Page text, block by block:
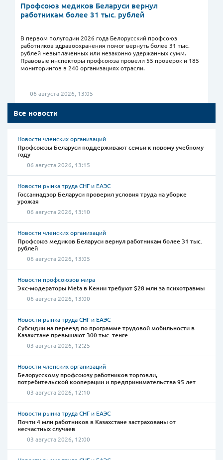
Все новости
Новости членских организаций
Профсоюзы Беларуси поддерживают семьи к новому учебному
году
06 августа 2026, 13:15
Новости рынка труда СНГ и ЕАЭС
Госсаннадзор Беларуси проверил условия труда на уборке
урожая
06 августа 2026, 13:10
Новости членских организаций
Профсоюз медиков Беларуси вернул работникам более 31 тыс.
рублей
06 августа 2026, 13:05
Новости профсоюзов мира
Экс-модераторы Meta в Кении требуют $28 млн за психотравмы
06 августа 2026, 13:00
Новости рынка труда СНГ и ЕАЭС
Субсидии на переезд по программе трудовой мобильности в
Казахстане превышают 300 тыс. тенге
03 августа 2026, 12:25
Новости членских организаций
Белорусскому профсоюзу работников торговли,
потребительской кооперации и предпринимательства 95 лет
03 августа 2026, 12:10
Новости рынка труда СНГ и ЕАЭС
Почти 4 млн работников в Казахстане застрахованы от
несчастных случаев
03 августа 2026, 12:00
Профсоюз медиков Беларуси вернул
работникам более 31 тыс. рублей
В первом полугодии 2026 года Белорусский профсоюз
работников здравоохранения помог вернуть более 31 тыс.
рублей невыплаченных или незаконно удержанных сумм.
Правовые инспекторы профсоюза провели 55 проверок и 185
мониторингов в 240 организациях отрасли.
06 августа 2026, 13:05